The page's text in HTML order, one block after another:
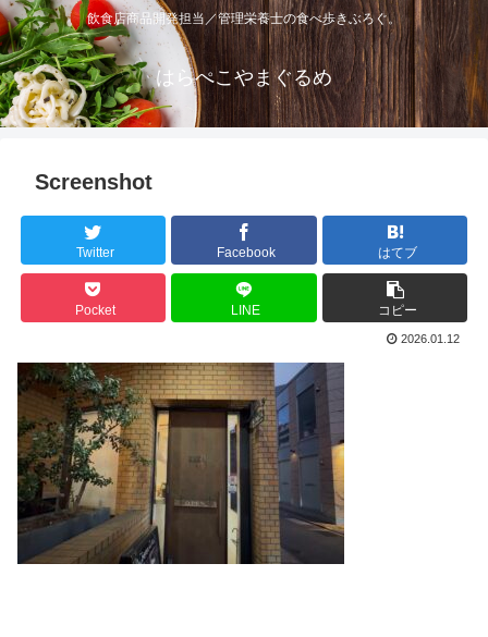
飲食店商品開発担当／管理栄養士の食べ歩きぶろぐ。
はらぺこやまぐるめ
Screenshot
Twitter Facebook はてブ
Pocket LINE コピー
2026.01.12